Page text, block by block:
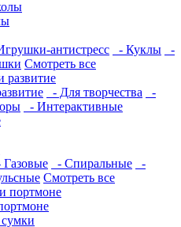
антистресс - Куклы
-
Смотреть все
- Для творчества
-
- Интерактивные
Газовые - Спиральные
-
Смотреть все